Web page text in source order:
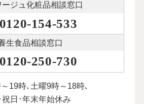
ージュ化粧品相談窓口
0120-154-533
生食品相談窓口
0120-250-730
19時､土曜9時～18時､
祝日･年末年始休み